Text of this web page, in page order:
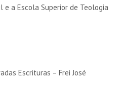
e a Escola Superior de Teologia
Escrituras – Frei José